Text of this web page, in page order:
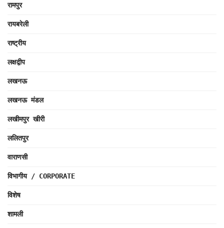
रामपुर
रायबरेली
राष्ट्रीय
लक्षद्वीप
लखनऊ
लखनऊ मंडल
लखीमपुर खीरी
ललितपुर
वाराणसी
विभागीय / CORPORATE
विशेष
शामली